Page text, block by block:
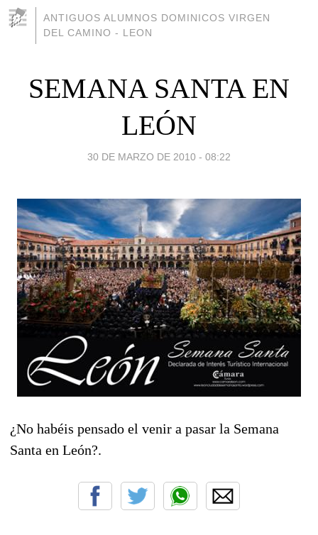
ANTIGUOS ALUMNOS DOMINICOS VIRGEN
DEL CAMINO - LEON
SEMANA SANTA EN
LEÓN
30 DE MARZO DE 2010 - 08:22
¿No habéis pensado el venir a pasar la Semana
Santa en León?.